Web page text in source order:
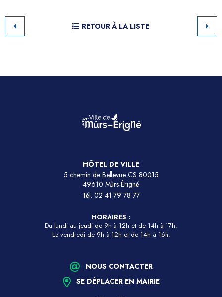
RETOUR À LA LISTE
HÔTEL DE VILLE
5 chemin de Bellevue CS 80015
49610 Mûrs-Érigné
Tél. 02 41 79 78 77
HORAIRES :
Du lundi au jeudi de 9h à 12h et de 14h à 17h.
Le vendredi de 9h à 12h et de 14h à 16h.
NOUS CONTACTER
SE DÉPLACER EN MAIRIE